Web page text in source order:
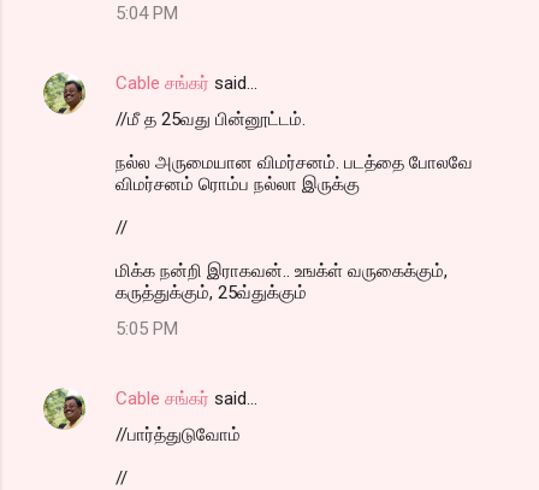
5:04 PM
Cable சங்கர் said…
//மீ த 25வது பின்னூட்டம்.
நல்ல அருமையான விமர்சனம். படத்தை போலவே
விமர்சனம் ரொம்ப நல்லா இருக்கு
//
மிக்க நன்றி இராகவன்.. உஙக்ள் வருகைக்கும்,
கருத்துக்கும், 25வ்துக்கும்
5:05 PM
Cable சங்கர் said…
//பார்த்துடுவோம்
//